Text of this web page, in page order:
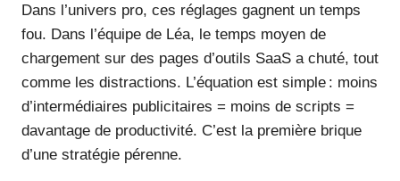
Dans l’univers pro, ces réglages gagnent un temps
fou. Dans l’équipe de Léa, le temps moyen de
chargement sur des pages d’outils SaaS a chuté, tout
comme les distractions. L’équation est simple : moins
d’intermédiaires publicitaires = moins de scripts =
davantage de productivité. C’est la première brique
d’une stratégie pérenne.